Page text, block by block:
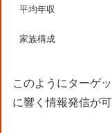
平均年収
家族構成
このようにターゲ
に響く情報発信が